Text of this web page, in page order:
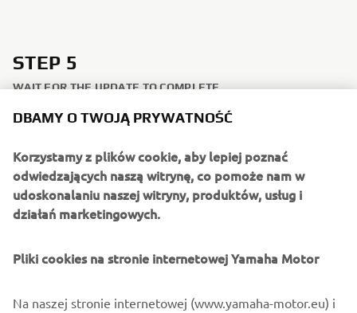
STEP 5
WAIT FOR THE UPDATE TO COMPLETE
DBAMY O TWOJĄ PRYWATNOŚĆ
Korzystamy z plików cookie, aby lepiej poznać
odwiedzających naszą witrynę, co pomoże nam w
udoskonalaniu naszej witryny, produktów, usług i
działań marketingowych.
Pliki cookies na stronie internetowej Yamaha Motor
Na naszej stronie internetowej (www.yamaha-motor.eu) i